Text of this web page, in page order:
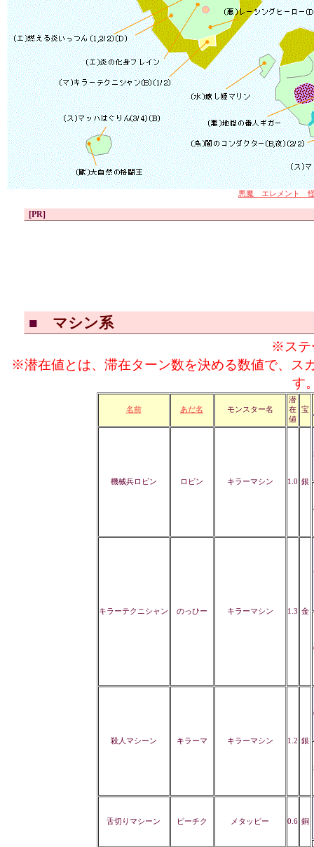
悪魔 エレメント
[PR]
■ マシン系
※ステ
※潜在値とは、滞在ターン数を決める数値で、ス
す
名前 あだ名 モンスター名
潜
在
値
宝
機械兵ロビン ロビン キラーマシン 1.0 銀
キラーテクニシャン のっひー キラーマシン 1.3 金
殺人マシーン キラーマ キラーマシン 1.2 銀
舌切りマシーン ピーチク メタッピー 0.6 銅